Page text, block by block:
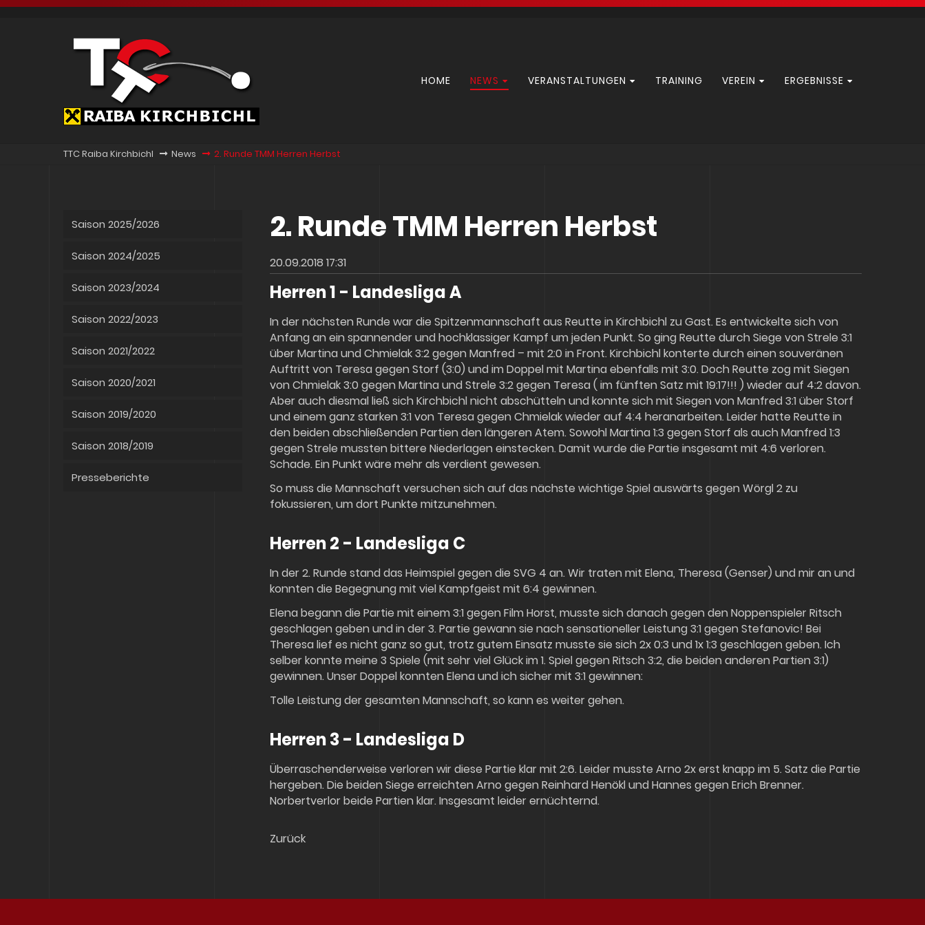
Navigation
überspringen
HOME NEWS VERANSTALTUNGEN TRAINING VEREIN ERGEBNISSE
TTC Raiba Kirchbichl News 2. Runde TMM Herren Herbst
2. Runde TMM Herren Herbst
20.09.2018 17:31
Herren 1 - Landesliga A
In der nächsten Runde war die Spitzenmannschaft aus Reutte in Kirchbichl zu Gast. Es entwickelte sich von
Anfang an ein spannender und hochklassiger Kampf um jeden Punkt. So ging Reutte durch Siege von Strele 3:1
über Martina und Chmielak 3:2 gegen Manfred – mit 2:0 in Front. Kirchbichl konterte durch einen souveränen
Auftritt von Teresa gegen Storf (3:0) und im Doppel mit Martina ebenfalls mit 3:0. Doch Reutte zog mit Siegen
von Chmielak 3:0 gegen Martina und Strele 3:2 gegen Teresa ( im fünften Satz mit 19:17!!! ) wieder auf 4:2 davon.
Aber auch diesmal ließ sich Kirchbichl nicht abschütteln und konnte sich mit Siegen von Manfred 3:1 über Storf
und einem ganz starken 3:1 von Teresa gegen Chmielak wieder auf 4:4 heranarbeiten. Leider hatte Reutte in
den beiden abschließenden Partien den längeren Atem. Sowohl Martina 1:3 gegen Storf als auch Manfred 1:3
gegen Strele mussten bittere Niederlagen einstecken. Damit wurde die Partie insgesamt mit 4:6 verloren.
Schade. Ein Punkt wäre mehr als verdient gewesen.
So muss die Mannschaft versuchen sich auf das nächste wichtige Spiel auswärts gegen Wörgl 2 zu
fokussieren, um dort Punkte mitzunehmen.
Herren 2 - Landesliga C
In der 2. Runde stand das Heimspiel gegen die SVG 4 an. Wir traten mit Elena, Theresa (Genser) und mir an und
konnten die Begegnung mit viel Kampfgeist mit 6:4 gewinnen.
Elena begann die Partie mit einem 3:1 gegen Film Horst, musste sich danach gegen den Noppenspieler Ritsch
geschlagen geben und in der 3. Partie gewann sie nach sensationeller Leistung 3:1 gegen Stefanovic! Bei
Theresa lief es nicht ganz so gut, trotz gutem Einsatz musste sie sich 2x 0:3 und 1x 1:3 geschlagen geben. Ich
selber konnte meine 3 Spiele (mit sehr viel Glück im 1. Spiel gegen Ritsch 3:2, die beiden anderen Partien 3:1)
gewinnen. Unser Doppel konnten Elena und ich sicher mit 3:1 gewinnen:
Tolle Leistung der gesamten Mannschaft, so kann es weiter gehen.
Herren 3 - Landesliga D
Überraschenderweise verloren wir diese Partie klar mit 2:6. Leider musste Arno 2x erst knapp im 5. Satz die Partie
hergeben. Die beiden Siege erreichten Arno gegen Reinhard Henökl und Hannes gegen Erich Brenner.
Norbertverlor beide Partien klar. Insgesamt leider ernüchternd.
Zurück
Saison 2025/2026
Saison 2024/2025
Saison 2023/2024
Saison 2022/2023
Saison 2021/2022
Saison 2020/2021
Saison 2019/2020
Saison 2018/2019
Presseberichte